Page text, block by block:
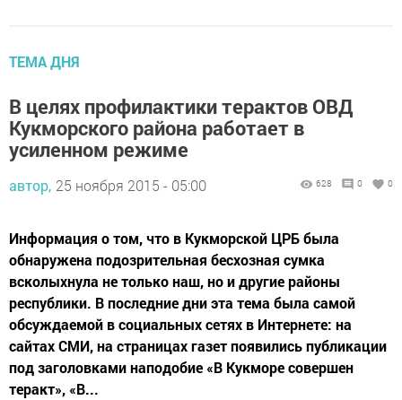
ТЕМА ДНЯ
В целях профилактики терактов ОВД
Кукморского района работает в
усиленном режиме
автор, 25 ноября 2015 - 05:00 628 0 0
Информация о том, что в Кукморской ЦРБ была
обнаружена подозрительная бесхозная сумка
всколыхнула не только наш, но и другие районы
республики. В последние дни эта тема была самой
обсуждаемой в социальных сетях в Интернете: на
сайтах СМИ, на страницах газет появились публикации
под заголовками наподобие «В Кукморе совершен
теракт», «В...